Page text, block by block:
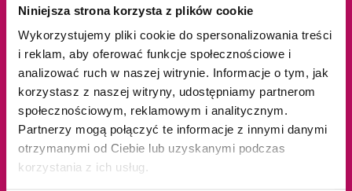
Niniejsza strona korzysta z plików cookie
Wykorzystujemy pliki cookie do spersonalizowania treści
i reklam, aby oferować funkcje społecznościowe i
analizować ruch w naszej witrynie. Informacje o tym, jak
korzystasz z naszej witryny, udostępniamy partnerom
społecznościowym, reklamowym i analitycznym.
Partnerzy mogą połączyć te informacje z innymi danymi
otrzymanymi od Ciebie lub uzyskanymi podczas
korzystania z ich usług.
41-300 Dąbrowa
Górnicza
tel.+48 32 295 93 00
email:info@wsb.edu.pl
NIP: 629-10-88-993
Dąbrowa Górnicza
Gliwice
Jaworzno
Katowice
Kraków
Olkusz
Tychy